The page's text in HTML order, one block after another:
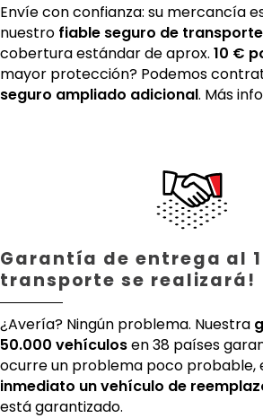
Envíe con confianza: su mercancía
nuestro fiable seguro de transporte
cobertura estándar de aprox. 10 €
mayor protección? Podemos
seguro ampliado adicional. Más
Garantía de entrega al
transporte se realizará!
¿Avería? Ningún problema. Nuestra
50.000 vehículosen 38 países
ocurre un problema poco probable,
inmediato un vehículo de
está garantizado.